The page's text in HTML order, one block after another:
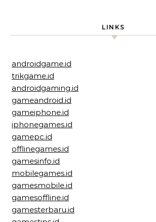
LINKS
androidgame.id
trikgame.id
androidgaming.id
gameandroid.id
gameiphone.id
iphonegames.id
gamepc.id
offlinegames.id
gamesinfo.id
mobilegames.id
gamesmobile.id
gamesoffline.id
gamesterbaru.id